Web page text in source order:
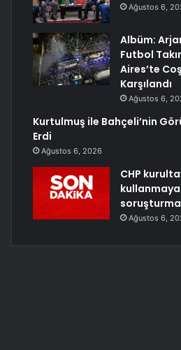
Ağustos 6,
Albüm:
Futbol
Aires’te
Karşılandı
Ağustos 6,
Kurtulmuş ile Bahçeli’nin
Erdi
Ağustos 6, 2026
CHP
Ağustos 6,